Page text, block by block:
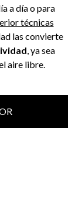
a día o para
técnicas
las convierte
, ya sea
aire libre.